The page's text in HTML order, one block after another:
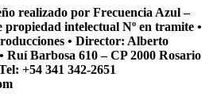
realizado por Frecuencia Azul –
intelectual Nº en tramite •
• Director: Alberto
Ruí Barbosa 610 – CP 2000 Rosario
+54 341 342-2651